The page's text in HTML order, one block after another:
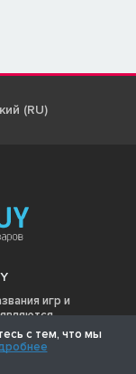
(RU)
игр и
с тем, что мы